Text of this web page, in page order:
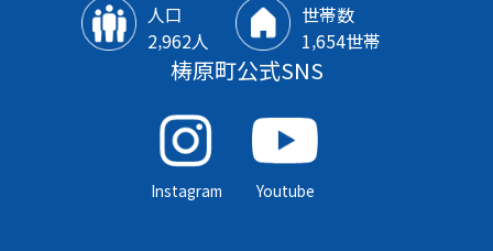
人口
2‚962人
世帯数
1‚654世帯
梼原町公式SNS
Instagram Youtube